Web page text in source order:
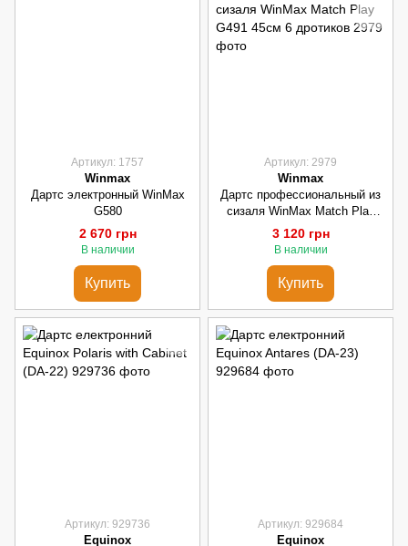
Артикул: 1757
Winmax
Дартс электронный WinMax
G580
2 670 грн
В наличии
Купить
Артикул: 2979
Winmax
Дартс профессиональный из
сизаля WinMax Match Play
G491 45cм 6 дротиков
3 120 грн
В наличии
Купить
Артикул: 929736
Equinox
Артикул: 929684
Equinox